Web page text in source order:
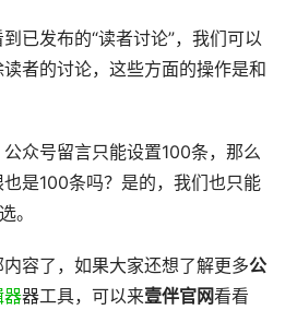
已发布的“读者讨论”，我们可以
者的讨论，这些方面的操作是和
众号留言只能设置100条，那么
是100条吗？是的，我们也只能
。
容了，如果大家还想了解更多公
器器工具，可以来壹伴官网看看